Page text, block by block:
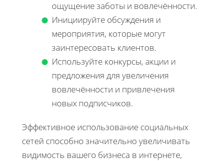
ощущение заботы и вовлечённости.
Инициируйте обсуждения и
мероприятия, которые могут
заинтересовать клиентов.
Используйте конкурсы, акции и
предложения для увеличения
вовлечённости и привлечения
новых подписчиков.
Эффективное использование социальных
сетей способно значительно увеличивать
видимость вашего бизнеса в интернете,